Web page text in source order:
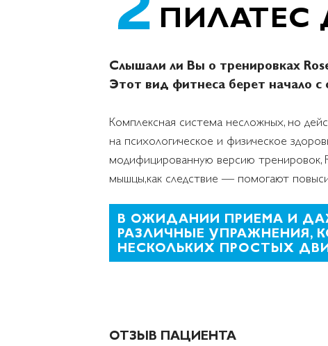
ПИЛАТЕС
Слышали ли Вы о тренировках
Этот вид фитнеса берет начало с
Комплексная система несложных, но
на психологическое и физическое
модифицированную версию тренировок,
мышцы,как следствие — помогают
В ОЖИДАНИИ ПРИЕМА И
РАЗЛИЧНЫЕ УПРАЖНЕНИЯ,
НЕСКОЛЬКИХ ПРОСТЫХ
ОТЗЫВ ПАЦИЕНТА